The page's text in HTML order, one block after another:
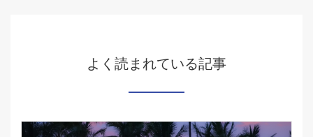
よく読まれている記事